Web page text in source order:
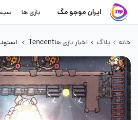
ایران موجو مگ بازی ها
خانه بلاگ اخبار بازی هاTencent استودیو Don’t starve، Klei entertainment را خرید!